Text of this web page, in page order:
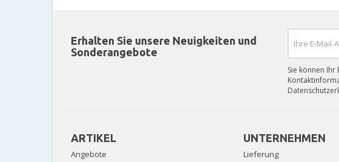
Erhalten Sie unsere Neuigkeiten und
Sonderangebote
Sie können
ARTIKEL
Angebote
UNTERNEHMEN
Lieferung